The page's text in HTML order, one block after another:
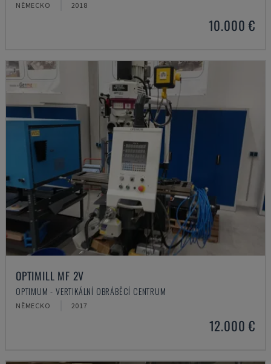
NĚMECKO 2018
10.000 €
OPTIMILL MF 2V
OPTIMUM - VERTIKÁLNÍ OBRÁBĚCÍ CENTRUM
NĚMECKO 2017
12.000 €